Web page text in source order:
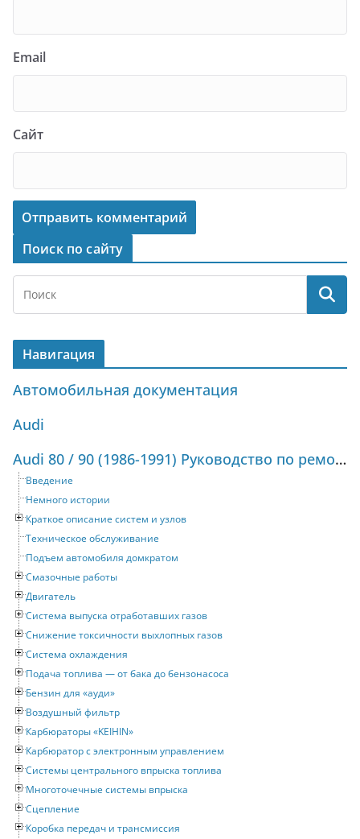
Email
Сайт
Поиск по сайту
Навигация
Автомобильная документация
Audi
Audi 80 / 90 (1986-1991) Руководство по ремонту и техническому обслуживанию
Введение
Немного истории
Краткое описание систем и узлов
Техническое обслуживание
Подъем автомобиля домкратом
Смазочные работы
Двигатель
Система выпуска отработавших газов
Снижение токсичности выхлопных газов
Система охлаждения
Подача топлива — от бака до бензонасоса
Бензин для «ауди»
Воздушный фильтр
Карбюраторы «KEIHIN»
Карбюратор с электронным управлением
Системы центрального впрыска топлива
Многоточечные системы впрыска
Сцепление
Коробка передач и трансмиссия